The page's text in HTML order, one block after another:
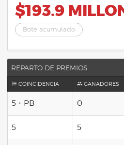
$193.9
Bote acumulado
REPARTO DE PREMIOS
COINCIDENCIA GANADORES
5 + PB 0
5 5